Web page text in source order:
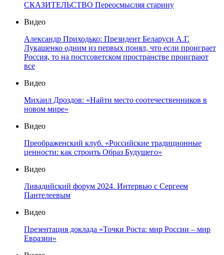
СКАЗИТЕЛЬСТВО Переосмысляя старину
Видео
Александр Приходько: Президент Беларуси А.Г.
Лукашенко одним из первых понял, что если проиграет
Россия, то на постсоветском пространстве проиграют
все
Видео
Михаил Дроздов: «Найти место соотечественников в
новом мире»
Видео
Преображенский клуб. «Российские традиционные
ценности: как строить Образ Будущего»
Видео
Ливадийский форум 2024. Интервью с Сергеем
Пантелеевым
Видео
Презентация доклада «Точки Роста: мир России – мир
Евразии»